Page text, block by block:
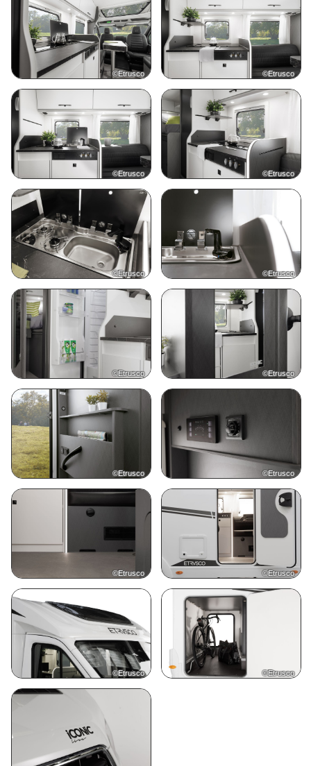
©Etrusco ©Etrusco
©Etrusco ©Etrusco
©Etrusco ©Etrusco
©Etrusco ©Etrusco
©Etrusco ©Etrusco
©Etrusco ©Etrusco
©Etrusco ©Etrusco